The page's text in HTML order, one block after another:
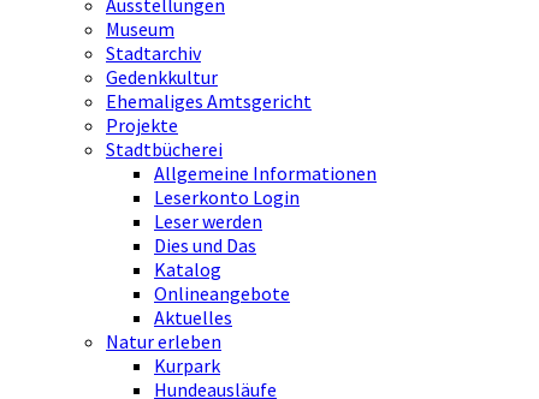
Museum
Stadtarchiv
Gedenkkultur
Ehemaliges Amtsgericht
Projekte
Stadtbücherei
Allgemeine Informationen
Leserkonto Login
Leser werden
Dies und Das
Katalog
Onlineangebote
Aktuelles
Natur erleben
Kurpark
Hundeausläufe